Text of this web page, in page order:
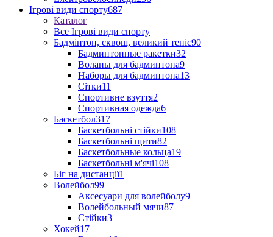
Ігрові види спорту687
Каталог
Все Ігрові види спорту
Бадмінтон, сквош, великий теніс90
Бадминтонные ракетки32
Воланы для бадминтона9
Наборы для бадминтона13
Сітки11
Спортивне взуття2
Спортивная одежда6
Баскетбол317
Баскетбольні стійки108
Баскетбольні щити82
Баскетбольные кольца19
Баскетбольні м'ячі108
Біг на дистанції1
Волейбол99
Аксесуари для волейболу9
Волейбольный мячи87
Стійки3
Хокей17